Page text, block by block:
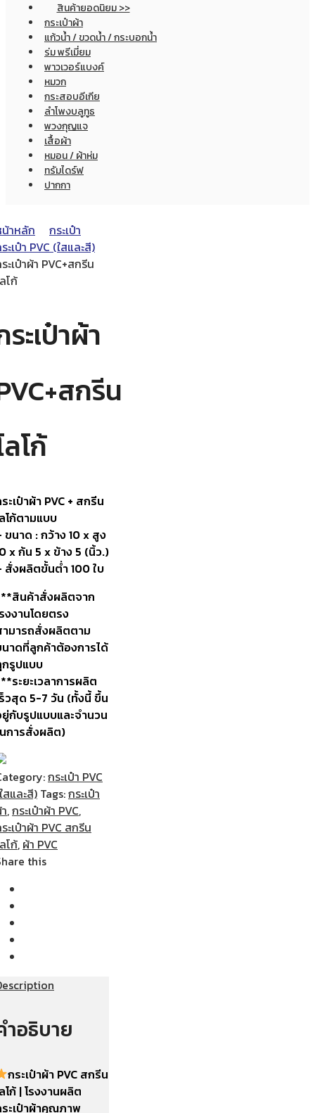
สินค้ายอดนิยม >>
กระเป๋าผ้า
แก้วน้ำ / ขวดน้ำ / กระบอกน้ำ
ร่ม พรีเมี่ยม
พาวเวอร์แบงค์
หมวก
กระสอบอีเกีย
ลำโพงบลูทูธ
พวงกุญแจ
เสื้อผ้า
หมอน / ผ้าห่ม
ทรัมไดร์ฟ
ปากกา
าหลัก
กระเป๋า
ะเป๋า PVC (ใสและสี)
ะเป๋าผ้า PVC+สกรีน
โก้
ระเป๋าผ้า
สกรีน
ลโก้
ะเป๋าผ้า PVC + สกรีน
โก้ตามแบบ
ขนาด : กว้าง 10 x สูง
x ก้น 5 x ข้าง 5 (นิ้ว.)
สั่งผลิตขั้นต่ำ 100 ใบ
สินค้าสั่งผลิตจาก
งงานโดยตรง
มารถสั่งผลิตตาม
าดที่ลูกค้าต้องการได้
รูปแบบ
ระยะเวลาการผลิต
วสุด 5-7 วัน (ทั้งนี้ ขึ้น
กับรูปแบบและจำนวน
การสั่งผลิต)
กระเป๋า PVC
สและสี) Tags:กระเป๋า
,กระเป๋าผ้า PVC,
ะเป๋าผ้า PVC สกรีน
โก้, ผ้า PVC
this
ำอธิบาย
กระเป๋าผ้า PVC สกรีน
โก้ | โรงงานผลิต
ะเป๋าผ้าคุณภาพ